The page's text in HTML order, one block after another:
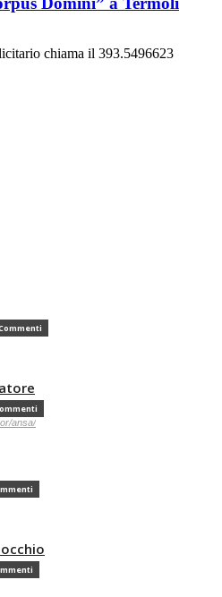
chiama il 393.5496623
ansa/